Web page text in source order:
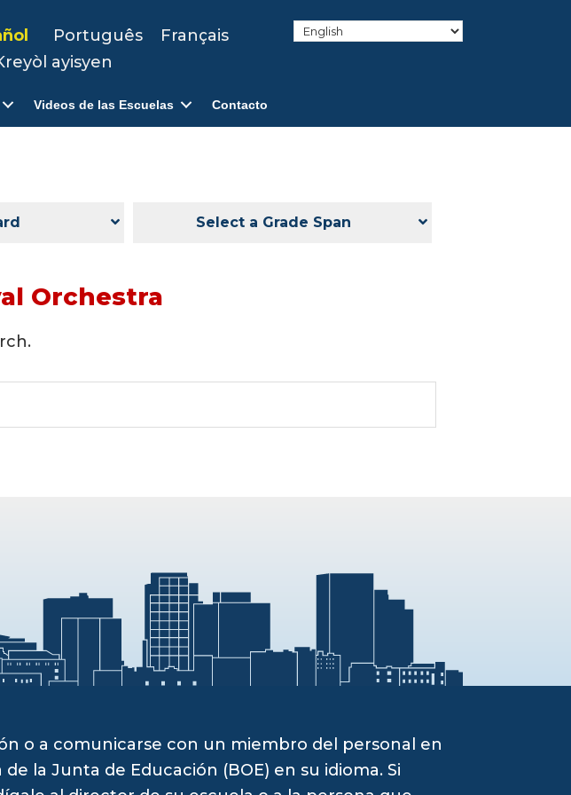
Português
Français
ayisyen
Videos de las Escuelas Contacto
Select a Grade Span
Orchestra
o a comunicarse con un miembro del personal en
la Junta de Educación (BOE) en su idioma. Si